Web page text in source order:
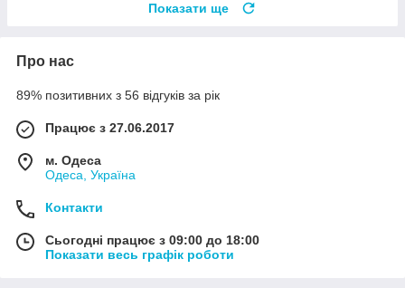
Показати ще
Про нас
89% позитивних з 56 відгуків за рік
Працює з 27.06.2017
м. Одеса
Одеса, Україна
Контакти
Сьогодні працює з 09:00 до 18:00
Показати весь графік роботи